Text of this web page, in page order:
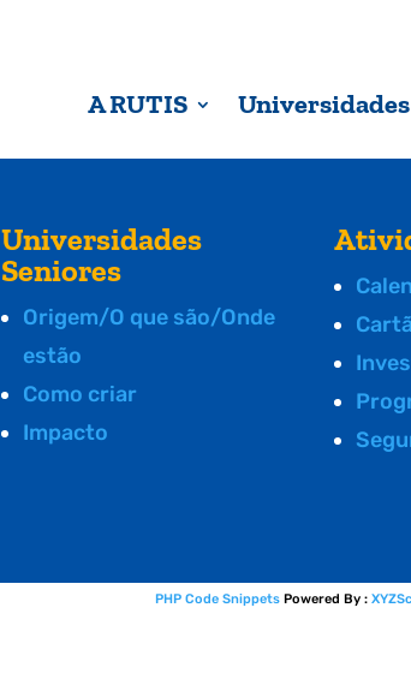
A RUTIS
Universidades
Seniores
Origem/O que são/Onde
estão
Como criar
Impacto
PHP Code Snippets Powered By :